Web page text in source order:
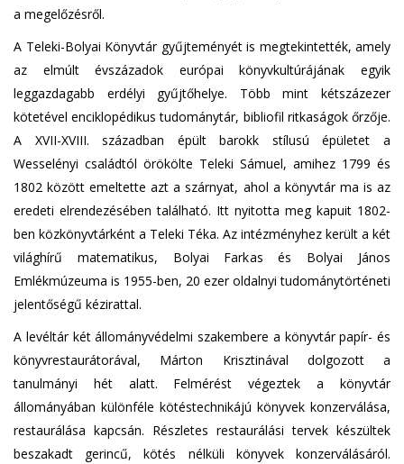
a megelőzésről.
A Teleki-Bolyai Könyvtár gyűjteményét is megtekintették, amely
az elmúlt évszázadok európai könyvkultúrájának egyik
leggazdagabb erdélyi gyűjtőhelye. Több mint kétszázezer
kötetével enciklopédikus tudománytár, bibliofil ritkaságok őrzője.
A XVII-XVIII. században épült barokk stílusú épületet a
Wesselényi családtól örökölte Teleki Sámuel, amihez 1799 és
1802 között emeltette azt a szárnyat, ahol a könyvtár ma is az
eredeti elrendezésében található. Itt nyitotta meg kapuit 1802-
ben közkönyvtárként a Teleki Téka. Az intézményhez került a két
világhírű matematikus, Bolyai Farkas és Bolyai János
Emlékmúzeuma is 1955-ben, 20 ezer oldalnyi tudománytörténeti
jelentőségű kézirattal.
A levéltár két állományvédelmi szakembere a könyvtár papír- és
könyvrestaurátorával, Márton Krisztinával dolgozott a
tanulmányi hét alatt. Felmérést végeztek a könyvtár
állományában különféle kötéstechnikájú könyvek konzerválása,
restaurálása kapcsán. Részletes restaurálási tervek készültek
beszakadt gerincű, kötés nélküli könyvek konzerválásáról.